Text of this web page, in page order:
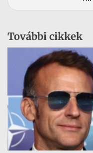
További cikkek